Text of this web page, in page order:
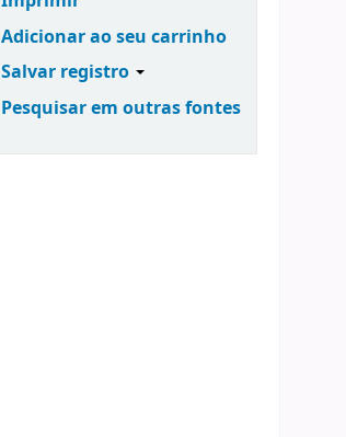
Adicionar ao seu carrinho
Salvar registro
Pesquisar em outras fontes